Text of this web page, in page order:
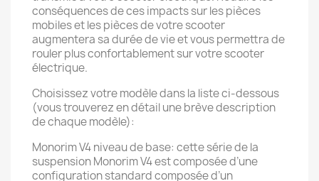
conséquences de ces impacts sur les pièces
mobiles et les pièces de votre scooter
augmentera sa durée de vie et vous permettra de
rouler plus confortablement sur votre scooter
électrique.
Choisissez votre modèle dans la liste ci-dessous
(vous trouverez en détail une brève description
de chaque modèle):
Monorim V4 niveau de base: cette série de la
suspension Monorim V4 est composée d’une
configuration standard composée d’un